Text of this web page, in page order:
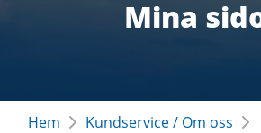
Mina
Hem
Kundservice / Om oss